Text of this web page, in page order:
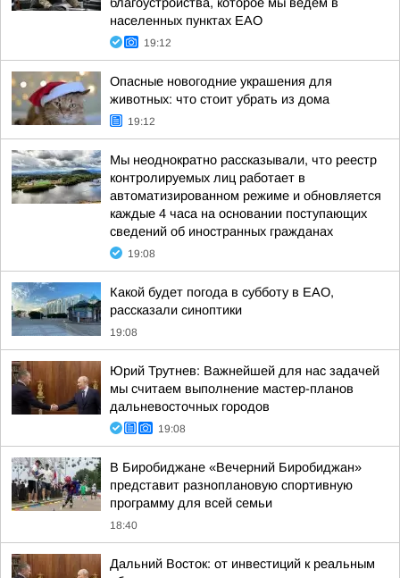
населенных пунктах ЕАО
19:12
Опасные новогодние украшения для
животных: что стоит убрать из дома
19:12
Мы неоднократно рассказывали, что реестр
контролируемых лиц работает в
автоматизированном режиме и обновляется
каждые 4 часа на основании поступающих
сведений об иностранных гражданах
19:08
Какой будет погода в субботу в ЕАО,
рассказали синоптики
19:08
Юрий Трутнев: Важнейшей для нас задачей
мы считаем выполнение мастер-планов
дальневосточных городов
19:08
В Биробиджане «Вечерний Биробиджан»
представит разноплановую спортивную
программу для всей семьи
18:40
Дальний Восток: от инвестиций к реальным